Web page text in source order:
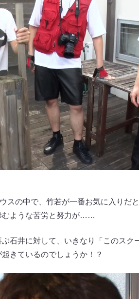
スの中で、竹若が一番お気に入りだ
むような苦労と努力が……
石井に対して、いきなり「このスク
きているのでしょうか！？